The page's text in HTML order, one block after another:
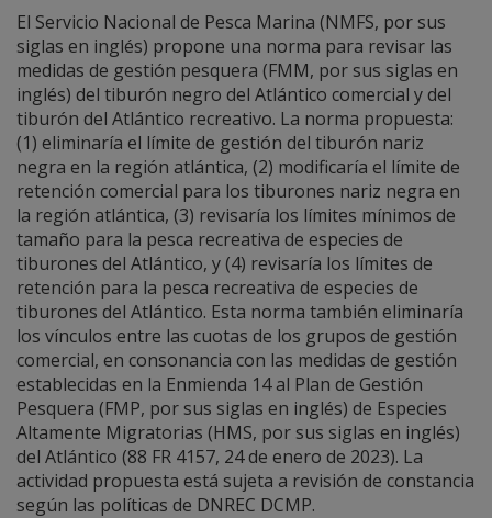
El Servicio Nacional de Pesca Marina (NMFS, por sus
siglas en inglés) propone una norma para revisar las
medidas de gestión pesquera (FMM, por sus siglas en
inglés) del tiburón negro del Atlántico comercial y del
tiburón del Atlántico recreativo. La norma propuesta:
(1) eliminaría el límite de gestión del tiburón nariz
negra en la región atlántica, (2) modificaría el límite de
retención comercial para los tiburones nariz negra en
la región atlántica, (3) revisaría los límites mínimos de
tamaño para la pesca recreativa de especies de
tiburones del Atlántico, y (4) revisaría los límites de
retención para la pesca recreativa de especies de
tiburones del Atlántico. Esta norma también eliminaría
los vínculos entre las cuotas de los grupos de gestión
comercial, en consonancia con las medidas de gestión
establecidas en la Enmienda 14 al Plan de Gestión
Pesquera (FMP, por sus siglas en inglés) de Especies
Altamente Migratorias (HMS, por sus siglas en inglés)
del Atlántico (88 FR 4157, 24 de enero de 2023). La
actividad propuesta está sujeta a revisión de constancia
según las políticas de DNREC DCMP.